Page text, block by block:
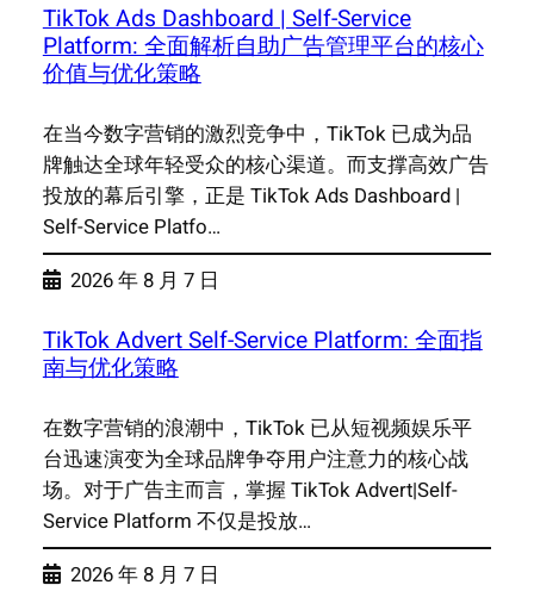
TikTok Ads Dashboard | Self-Service
Platform: 全面解析自助广告管理平台的核心
价值与优化策略
在当今数字营销的激烈竞争中，TikTok 已成为品
牌触达全球年轻受众的核心渠道。而支撑高效广告
投放的幕后引擎，正是 TikTok Ads Dashboard |
Self-Service Platfo…
2026 年 8 月 7 日
TikTok Advert Self-Service Platform: 全面指
南与优化策略
在数字营销的浪潮中，TikTok 已从短视频娱乐平
台迅速演变为全球品牌争夺用户注意力的核心战
场。对于广告主而言，掌握 TikTok Advert|Self-
Service Platform 不仅是投放…
2026 年 8 月 7 日